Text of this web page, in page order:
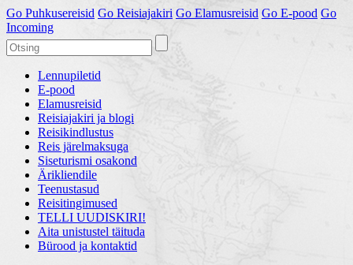
Go Puhkusereisid Go Reisiajakiri Go Elamusreisid Go E-pood Go
Incoming
Lennupiletid
E-pood
Elamusreisid
Reisiajakiri ja blogi
Reisikindlustus
Reis järelmaksuga
Siseturismi osakond
Ärikliendile
Teenustasud
Reisitingimused
TELLI UUDISKIRI!
Aita unistustel täituda
Bürood ja kontaktid